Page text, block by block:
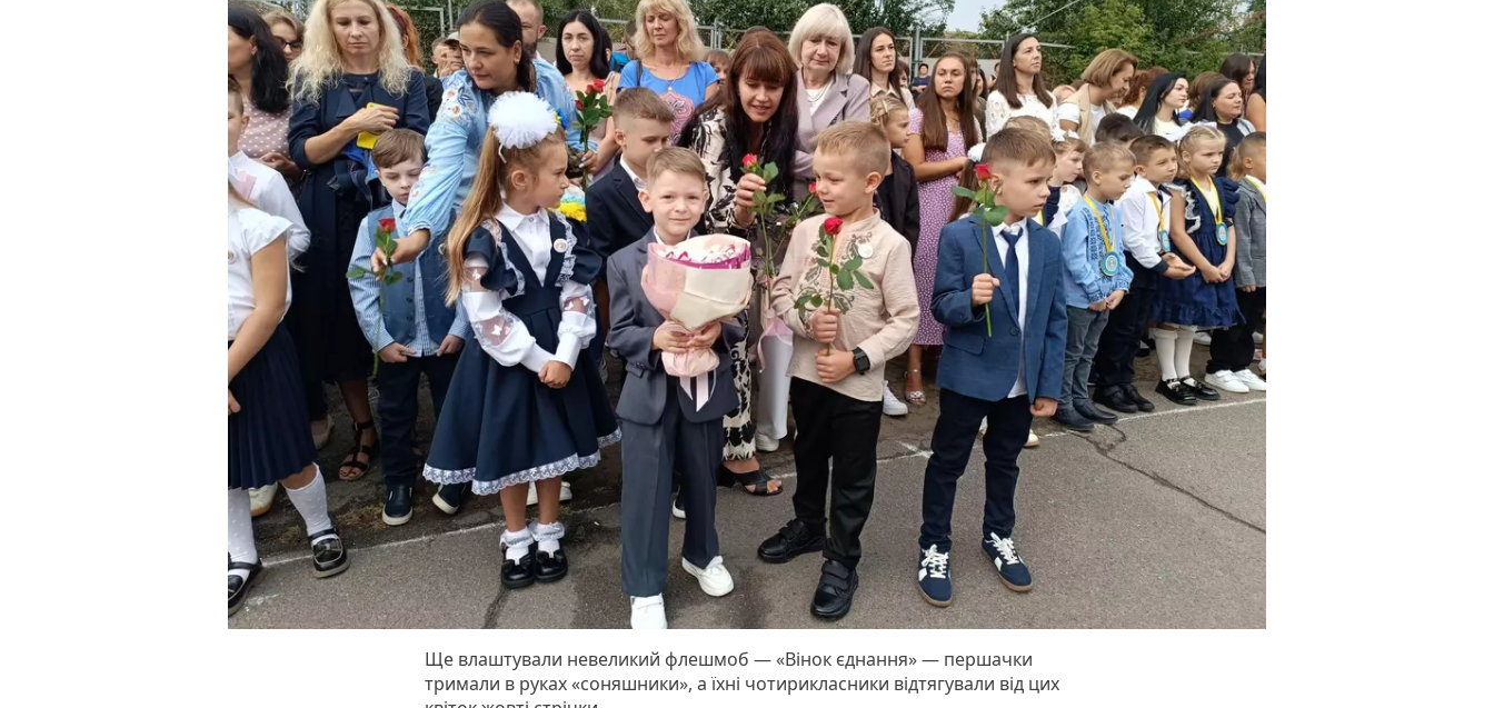
Ще влаштували невеликий флешмоб — «Вінок єднання» — першачки
тримали в руках «соняшники», а їхні чотирикласники відтягували від цих